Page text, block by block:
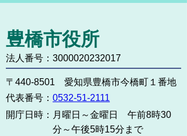
豊橋市役所
法人番号：3000020232017
〒440-8501 愛知県豊橋市今橋町１番地
代表番号： 0532-51-2111
開庁日時： 月曜日～金曜日 午前8時30
分～午後5時15分まで